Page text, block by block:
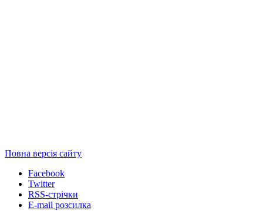
Повна версія сайту
Facebook
Twitter
RSS-стрічки
E-mail розсилка